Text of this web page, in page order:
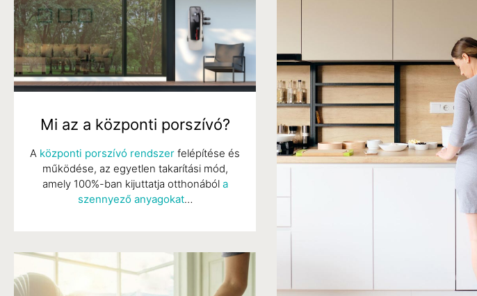
A központi porszívó a legjobb takarítási
módszer: óriási szívóerő
és energia megtakarítás.
Árajánlatkérés
Mi az a központi porszívó?
A központi porszívó rendszer felépítése és
működése, az egyetlen takarítási mód,
amely 100%-ban kijuttatja otthonából a
szennyező anyagokat…